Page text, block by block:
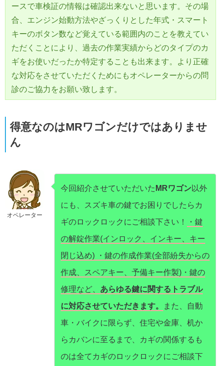
ースで車検証の情報は確認出来ないと思います。その場
合、エンジン始動方法やざっくりとした年式・スマート
キーのボタン数など覚えている範囲内のことを教えてい
ただくことにより、過去の作業実績からどのタイプのカ
ギをお使いだったか特定することも出来ます。より正確
な対応をさせていただくためにもオペレーターからの問
診のご協力をお願い致します。
得意なのはMRワゴンだけではありませ
ん
オペレーター
今回紹介させていただいた MRワゴン以外
にも、スズキ車の鍵でお困りでしたらカ
ギのロックロックにご相談下さい！
・鍵
の解錠作業(インロック、インキー、キー
閉じ込め) ・鍵の作成作業(全部紛失からの
作成、スペアキー、予備キー作製)・鍵の
修理など、 あらゆる鍵に関するトラブル
に対応させていただきます。
また、自動
車・バイクに限らず、住宅や金庫、机か
らカバンに至るまで、カギの関係するも
のは全てカギのロックロックにご相談下